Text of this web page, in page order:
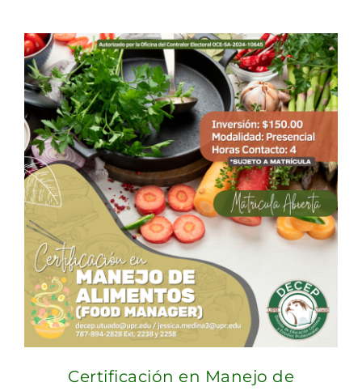
was:
$109.00.
is:
$70.00.
Certificación en Manejo de